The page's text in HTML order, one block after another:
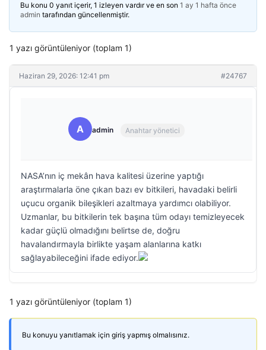
Bu konu 0 yanıt içerir, 1 izleyen vardır ve en son 1 ay 1 hafta önce
admin tarafından güncellenmiştir.
1 yazı görüntüleniyor (toplam 1)
Haziran 29, 2026: 12:41 pm #24767
A admin Anahtar yönetici
NASA’nın iç mekân hava kalitesi üzerine yaptığı
araştırmalarla öne çıkan bazı ev bitkileri, havadaki belirli
uçucu organik bileşikleri azaltmaya yardımcı olabiliyor.
Uzmanlar, bu bitkilerin tek başına tüm odayı temizleyecek
kadar güçlü olmadığını belirtse de, doğru
havalandırmayla birlikte yaşam alanlarına katkı
sağlayabileceğini ifade ediyor.
1 yazı görüntüleniyor (toplam 1)
Bu konuyu yanıtlamak için giriş yapmış olmalısınız.